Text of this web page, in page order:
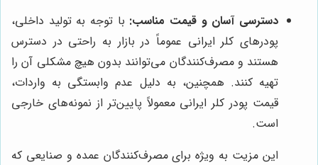
دسترسی آسان و قیمت مناسب: با توجه به تولید داخلی،
پودرهای کلر ایرانی عموماً در بازار به راحتی در دسترس
هستند و مصرف‌کنندگان می‌توانند بدون هیچ مشکلی آن را
تهیه کنند. همچنین، به دلیل عدم وابستگی به واردات،
قیمت پودر کلر ایرانی معمولاً پایین‌تر از نمونه‌های خارجی
است.
این مزیت به ویژه برای مصرف‌کنندگان عمده و صنایعی که